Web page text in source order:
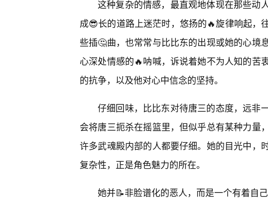
这种复杂的情感，最直观地体现在那些动
成😎长的道路上迷茫时，悠扬的🔥旋律响起，
些插🤔曲，也常常与比比东的出现或她的心境
心深处情感的🔥呐喊，诉说着她不为人知的苦
的抗争，以及他对心中信念的坚持。
仔细回味，比比东对待唐三的态度，远非
会将唐三扼杀在摇篮里，但似乎总有某种力量
许多武魂殿内部的人都要仔细。她的目光中，
复杂性，正是角色魅力的所在。
她并📝非脸谱化的恶人，而是一个有着自